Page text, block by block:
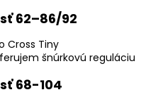
62–86/92
Cross Tiny
šnúrkovú reguláciu
68-104